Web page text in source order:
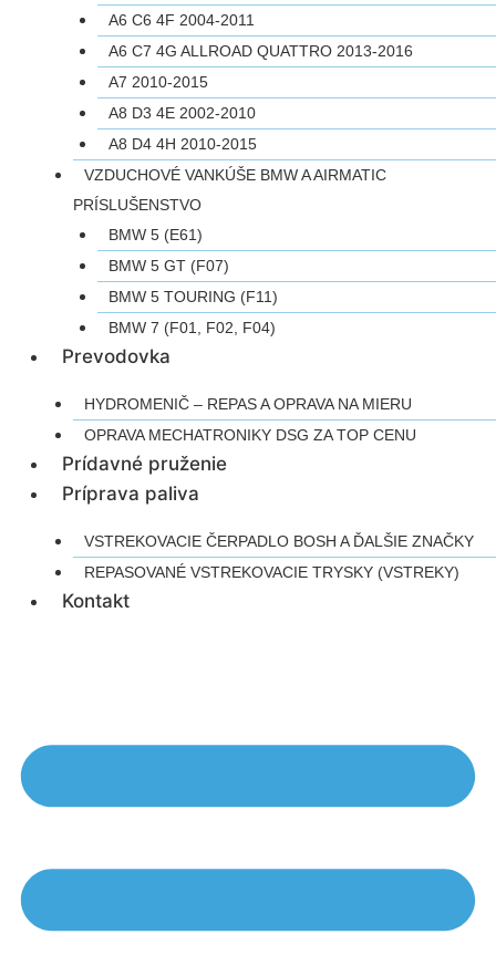
A6 C6 4F 2004-2011
A6 C7 4G ALLROAD QUATTRO 2013-2016
A7 2010-2015
A8 D3 4E 2002-2010
A8 D4 4H 2010-2015
VZDUCHOVÉ VANKÚŠE BMW A AIRMATIC
PRÍSLUŠENSTVO
BMW 5 (E61)
BMW 5 GT (F07)
BMW 5 TOURING (F11)
BMW 7 (F01, F02, F04)
Prevodovka
HYDROMENIČ – REPAS A OPRAVA NA MIERU
OPRAVA MECHATRONIKY DSG ZA TOP CENU
Prídavné pruženie
Príprava paliva
VSTREKOVACIE ČERPADLO BOSH A ĎALŠIE ZNAČKY
REPASOVANÉ VSTREKOVACIE TRYSKY (VSTREKY)
Kontakt